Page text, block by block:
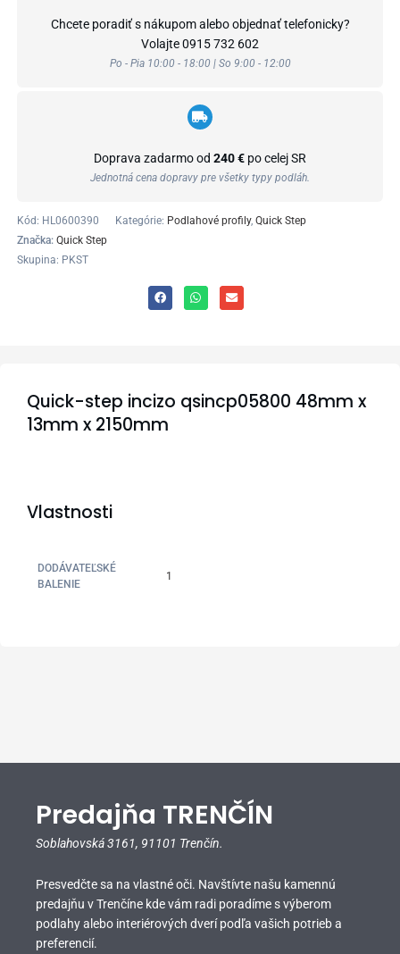
Chcete poradiť s nákupom alebo objednať telefonicky?
Volajte0915 732 602
Po - Pia 10:00 - 18:00 | So 9:00 - 12:00
Doprava zadarmo od 240 € po celej SR
Jednotná cena dopravy pre všetky typy podláh.
Kód: HL0600390 Kategórie: Podlahové profily, Quick Step
Značka: Quick Step
Skupina: PKST
Quick-step incizo qsincp05800 48mm x
13mm x 2150mm
Vlastnosti
DODÁVATEĽSKÉ
BALENIE
1
Predajňa TRENČÍN
Soblahovská 3161, 91101 Trenčín.
Presvedčte sa na vlastné oči. Navštívte našu kamennú
predajňu v Trenčíne kde vám radi poradíme s výberom
podlahy alebo interiérových dverí podľa vašich potrieb a
preferencií.